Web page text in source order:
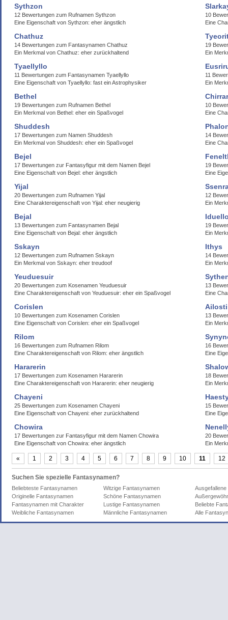
Sythzon
12 Bewertungen zum Rufnamen Sythzon
Eine Eigenschaft von Sythzon: eher ängstlich
10
Eine
Chathuz
14 Bewertungen zum Fantasynamen Chathuz
Ein Merkmal von Chathuz: eher zurückhaltend
19
Ein
Tyaellyllo
11 Bewertungen zum Fantasynamen Tyaellyllo
Eine Eigenschaft von Tyaellyllo: fast ein Astrophysiker
11
Ein
Bethel
19 Bewertungen zum Rufnamen Bethel
Ein Merkmal von Bethel: eher ein Spaßvogel
10
Eine
Shuddesh
17 Bewertungen zum Namen Shuddesh
Ein Merkmal von Shuddesh: eher ein Spaßvogel
14
Eine
Bejel
17 Bewertungen zur Fantasyfigur mit dem Namen Bejel
Eine Eigenschaft von Bejel: eher ängstlich
19
Eine
Yijal
20 Bewertungen zum Rufnamen Yijal
Eine Charaktereigenschaft von Yijal: eher neugierig
12
Ein
Bejal
13 Bewertungen zum Fantasynamen Bejal
Eine Eigenschaft von Bejal: eher ängstlich
19
Ein
Sskayn
12 Bewertungen zum Rufnamen Sskayn
Ein Merkmal von Sskayn: eher treudoof
Ithys
14
Ein
Yeuduesuir
20 Bewertungen zum Kosenamen Yeuduesuir
Eine Charaktereigenschaft von Yeuduesuir: eher ein Spaßvogel
13
Eine
Corislen
10 Bewertungen zum Kosenamen Corislen
Eine Eigenschaft von Corislen: eher ein Spaßvogel
13
Ein
Rilom
16 Bewertungen zum Rufnamen Rilom
Eine Charaktereigenschaft von Rilom: eher ängstlich
16
Eine
Hararerin
17 Bewertungen zum Kosenamen Hararerin
Eine Charaktereigenschaft von Hararerin: eher neugierig
18
Ein
Chayeni
25 Bewertungen zum Kosenamen Chayeni
Eine Eigenschaft von Chayeni: eher zurückhaltend
15
Eine
Chowira
17 Bewertungen zur Fantasyfigur mit dem Namen Chowira
Eine Eigenschaft von Chowira: eher ängstlich
20
Ein
« 1 2 3 4 5 6 7 8 9 10 11 12
Suchen Sie spezielle Fantasynamen?
Beliebteste Fantasynamen Witzige Fantasynamen
Originelle Fantasynamen
Schöne Fantasynamen
Fantasynamen mit Charakter
Lustige Fantasynamen
Beliebte
Weibliche Fantasynamen
Männliche Fantasynamen Alle